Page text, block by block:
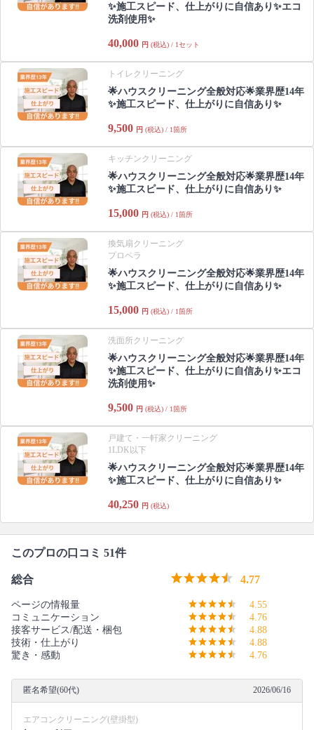
✨施工スピード、仕上がりに自信あり✨エコ
洗剤使用✨
40,000 円 (税込) / 1セット
トイレクリーニング
🌟ハウスクリーニング全般対応🌟業界歴14年
✨施工スピード、仕上がりに自信あり✨
9,500 円 (税込) / 1箇所
キッチンクリーニング
🌟ハウスクリーニング全般対応🌟業界歴14年
✨施工スピード、仕上がりに自信あり✨
15,000 円 (税込) / 1箇所
換気扇クリーニング
プロペラ
🌟ハウスクリーニング全般対応🌟業界歴14年
✨施工スピード、仕上がりに自信あり✨
15,000 円 (税込) / 1箇所
洗面所クリーニング
🌟ハウスクリーニング全般対応🌟業界歴14年
✨施工スピード、仕上がりに自信あり✨エコ
洗剤使用✨
9,500 円 (税込) / 1箇所
戸建て・一軒家クリーニング
1LDK以下
🌟ハウスクリーニング全般対応🌟業界歴14年
✨施工スピード、仕上がりに自信あり✨
40,250 円 (税込)
このプロの口コミ 51件
総合 4.77
ページの情報量
4.55
コミュニケーション
4.76
接客サービス/配送・梱包
4.88
技術・仕上がり
4.88
驚き・感動
4.76
匿名希望(60代) 2026/06/16
エアコンクリーニング(壁掛型)